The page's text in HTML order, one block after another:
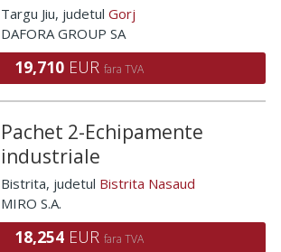
Targu Jiu, judetul Gorj
DAFORA GROUP SA
19,710 EUR fara TVA
Pachet 2-Echipamente
industriale
Bistrita, judetul Bistrita Nasaud
MIRO S.A.
18,254 EUR fara TVA